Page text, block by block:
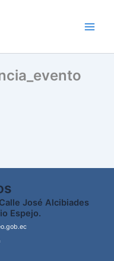
José Alcibiades
Espejo.